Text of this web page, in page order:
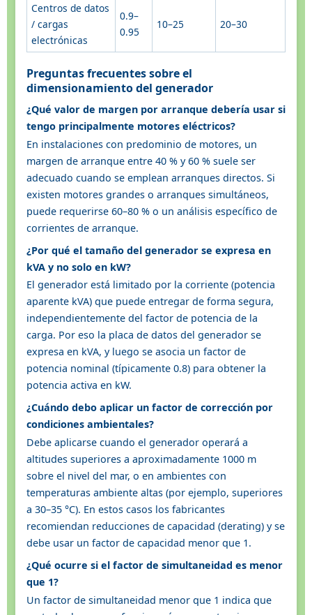
Centros de datos
/ cargas
electrónicas
0.9–
0.95
10–25 20–30
Preguntas frecuentes sobre el
dimensionamiento del generador
¿Qué valor de margen por arranque debería usar si
tengo principalmente motores eléctricos?
En instalaciones con predominio de motores, un
margen de arranque entre 40 % y 60 % suele ser
adecuado cuando se emplean arranques directos. Si
existen motores grandes o arranques simultáneos,
puede requerirse 60–80 % o un análisis específico de
corrientes de arranque.
¿Por qué el tamaño del generador se expresa en
kVA y no solo en kW?
El generador está limitado por la corriente (potencia
aparente kVA) que puede entregar de forma segura,
independientemente del factor de potencia de la
carga. Por eso la placa de datos del generador se
expresa en kVA, y luego se asocia un factor de
potencia nominal (típicamente 0.8) para obtener la
potencia activa en kW.
¿Cuándo debo aplicar un factor de corrección por
condiciones ambientales?
Debe aplicarse cuando el generador operará a
altitudes superiores a aproximadamente 1000 m
sobre el nivel del mar, o en ambientes con
temperaturas ambiente altas (por ejemplo, superiores
a 30–35 °C). En estos casos los fabricantes
recomiendan reducciones de capacidad (derating) y se
debe usar un factor de capacidad menor que 1.
¿Qué ocurre si el factor de simultaneidad es menor
que 1?
Un factor de simultaneidad menor que 1 indica que